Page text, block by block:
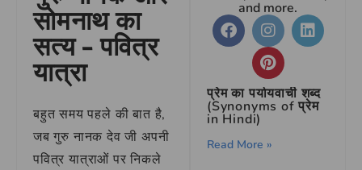
सोमनाथ का
सत्य – पवित्र
यात्रा
बहुत समय पहले की बात है,
जब गुरु नानक देव जी अपनी
पवित्र यात्राओं पर निकले
and more.
प्रेम का पर्यायवाची शब्द
(Synonyms of प्रेम
in Hindi)
Read More »